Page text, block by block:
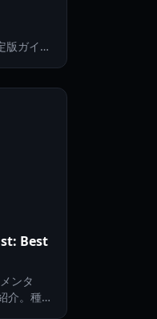
版ガイ
Best
ンタ
介。種族